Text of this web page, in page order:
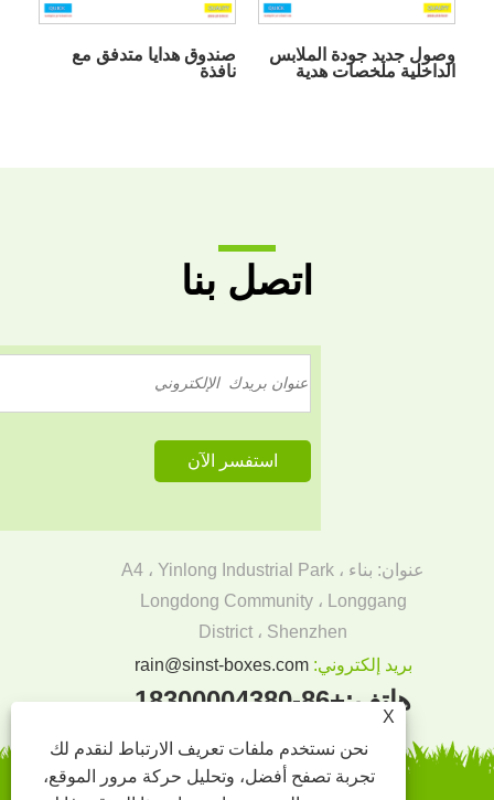
صندوق هدايا متدفق مع
نافذة
وصول جديد جودة الملابس
الداخلية ملخصات هدية
اتصل بنا
عنوان: بناء A4 ، Yinlong Industrial Park ،
Longdong Community ، Longgang
District ، Shenzhen
بريد إلكتروني:rain@sinst-boxes.com
هاتف:+86-18300004380
X
نحن نستخدم ملفات تعريف الارتباط لنقدم لك
تجربة تصفح أفضل، وتحليل حركة مرور الموقع،